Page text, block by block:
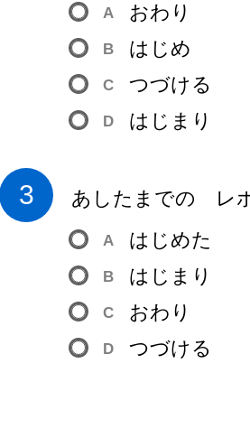
A おわり
B はじめ
C つづける
D はじまり
3 あしたまでの レ
A はじめた
B はじまり
C おわり
D つづける